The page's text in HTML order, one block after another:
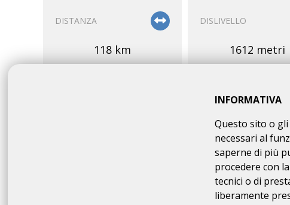
DISTANZA
118 km
DISLIVELLO
1612 metri
OMOLOGAZIONE
cp/ARI
120 km
INFORMATIVA
Questo sito o
necessari al
saperne di più
procedere con
tecnici o di
liberamente